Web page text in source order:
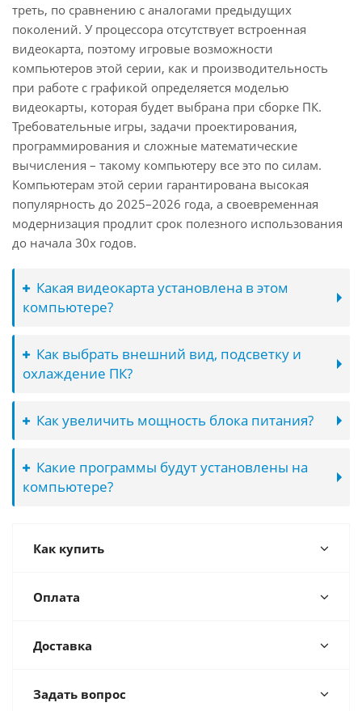
треть, по сравнению с аналогами предыдущих
поколений. У процессора отсутствует встроенная
видеокарта, поэтому игровые возможности
компьютеров этой серии, как и производительность
при работе с графикой определяется моделью
видеокарты, которая будет выбрана при сборке ПК.
Требовательные игры, задачи проектирования,
программирования и сложные математические
вычисления – такому компьютеру все это по силам.
Компьютерам этой серии гарантирована высокая
популярность до 2025–2026 года, а своевременная
модернизация продлит срок полезного использования
до начала 30х годов.
Какая видеокарта установлена в этом
компьютере?
Как выбрать внешний вид, подсветку и
охлаждение ПК?
Как увеличить мощность блока питания?
Какие программы будут установлены на
компьютере?
Как купить
Оплата
Доставка
Задать вопрос